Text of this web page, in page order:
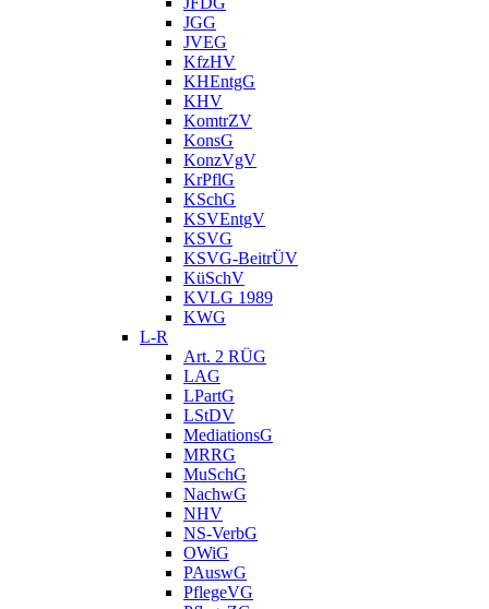
JGG
JVEG
KfzHV
KHEntgG
KHV
KomtrZV
KonsG
KonzVgV
KrPflG
KSchG
KSVEntgV
KSVG
KSVG-BeitrÜV
KüSchV
KVLG 1989
KWG
L-R
Art. 2 RÜG
LAG
LPartG
LStDV
MediationsG
MRRG
MuSchG
NachwG
NHV
NS-VerbG
OWiG
PAuswG
PflegeVG